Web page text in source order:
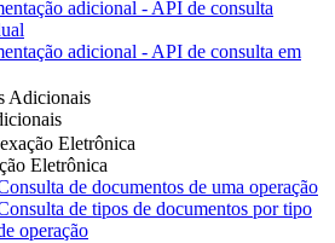
adicional - API de consulta
adicional - API de consulta em
Adicionais
Eletrônica
Eletrônica
de documentos de uma operação
de tipos de documentos por tipo
operação